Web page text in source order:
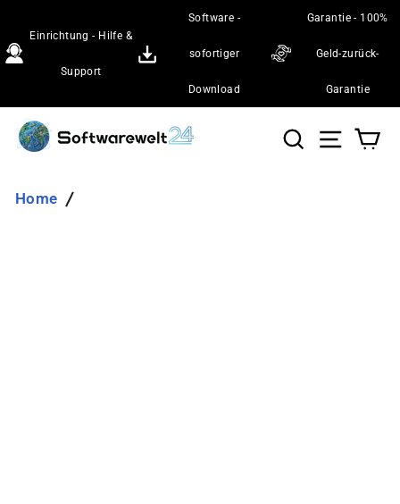
zum
Inhalt
Einrichtung - Hilfe &
Support
Software -
sofortiger
Download
Garantie - 100%
Geld-zurück-
Garantie
Suche
Home